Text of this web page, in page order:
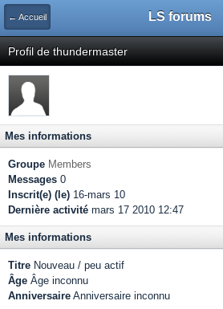
← Accueil LS forums
Profil de thundermaster
Mes informations
Groupe Members
Messages 0
Inscrit(e) (le) 16-mars 10
Dernière activité mars 17 2010 12:47
Mes informations
Titre Nouveau / peu actif
Âge Âge inconnu
Anniversaire Anniversaire inconnu